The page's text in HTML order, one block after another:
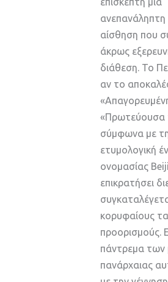
ανεπανάληπτη
αίσθηση που
άκρως
διάθεση. Το
αν το
«Πρωτεύουσα
σύμφωνα με
ετυμολογική
ονομασίας
επικρατήσει
κορυφαίους
προορισμούς.
πάντρεμα
πανάρχαιας